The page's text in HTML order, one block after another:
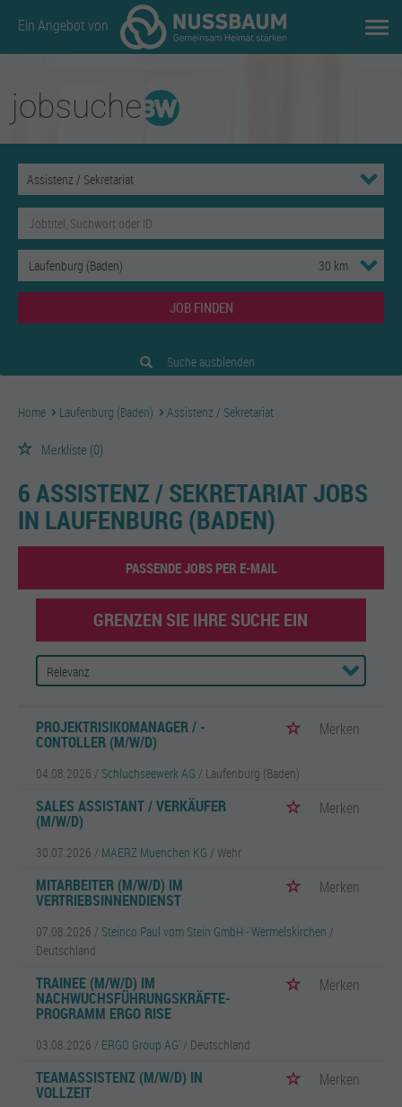
Ein Angebot von
JOB FINDEN
Suche ausblenden
Home Laufenburg (Baden) Assistenz / Sekretariat
Merkliste (0)
6 ASSISTENZ / SEKRETARIAT JOBS
IN LAUFENBURG (BADEN)
PASSENDE JOBS PER E-MAIL
GRENZEN SIE IHRE SUCHE EIN
PROJEKTRISIKOMANAGER / -
CONTOLLER (M/W/D)
Merken
04.08.2026 / Schluchseewerk AG / Laufenburg (Baden)
SALES ASSISTANT / VERKÄUFER
(M/W/D)
Merken
30.07.2026 / MAERZ Muenchen KG / Wehr
MITARBEITER (M/W/D) IM
VERTRIEBSINNENDIENST
Merken
07.08.2026 / Steinco Paul vom Stein GmbH - Wermelskirchen /
Deutschland
TRAINEE (M/W/D) IM
NACHWUCHSFÜHRUNGSKRÄFTE-
PROGRAMM ERGO RISE
Merken
03.08.2026 / ERGO Group AG' / Deutschland
TEAMASSISTENZ (M/W/D) IN
VOLLZEIT
Merken